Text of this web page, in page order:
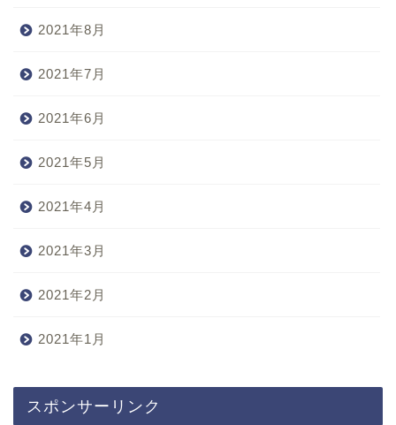
2021年8月
2021年7月
2021年6月
2021年5月
2021年4月
2021年3月
2021年2月
2021年1月
スポンサーリンク